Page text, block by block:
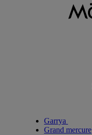
Garrya
Grand mercure